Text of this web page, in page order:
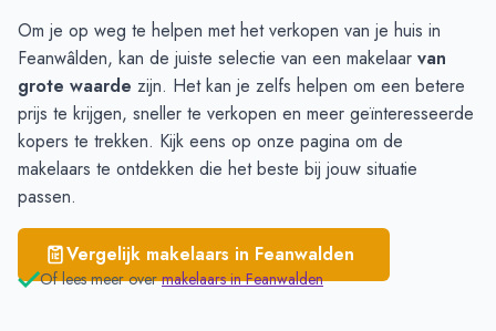
Om je op weg te helpen met het verkopen van je huis in
Feanwâlden, kan de juiste selectie van een makelaar van
grote waarde zijn. Het kan je zelfs helpen om een betere
prijs te krijgen, sneller te verkopen en meer geïnteresseerde
kopers te trekken. Kijk eens op onze pagina om de
makelaars te ontdekken die het beste bij jouw situatie
passen.
Vergelijk makelaars in Feanwalden
Of lees meer over makelaars inFeanwalden